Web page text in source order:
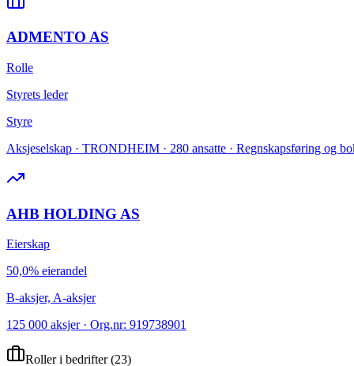
ADMENTO AS
Rolle
Styrets leder
Styre
Aksjeselskap · TRONDHEIM · 280 ansatte · Regnskapsføring og
AHB HOLDING AS
Eierskap
50,0% eierandel
B-aksjer, A-aksjer
125 000 aksjer · Org.nr: 919738901
Roller i bedrifter(23)